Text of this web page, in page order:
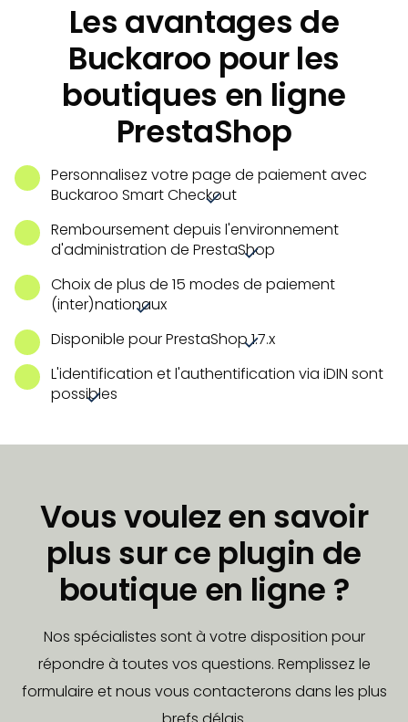
Les avantages de
Buckaroo pour les
boutiques en ligne
PrestaShop
Personnalisez votre page de paiement avec
Buckaroo Smart Checkout
Remboursement depuis l'environnement
d'administration de PrestaShop
Choix de plus de 15 modes de paiement
(inter)nationaux
Disponible pour PrestaShop 1.7.x
L'identification et l'authentification via iDIN sont
possibles
Vous voulez en savoir
plus sur ce plugin de
boutique en ligne ?
Nos spécialistes sont à votre disposition pour
répondre à toutes vos questions. Remplissez le
formulaire et nous vous contacterons dans les plus